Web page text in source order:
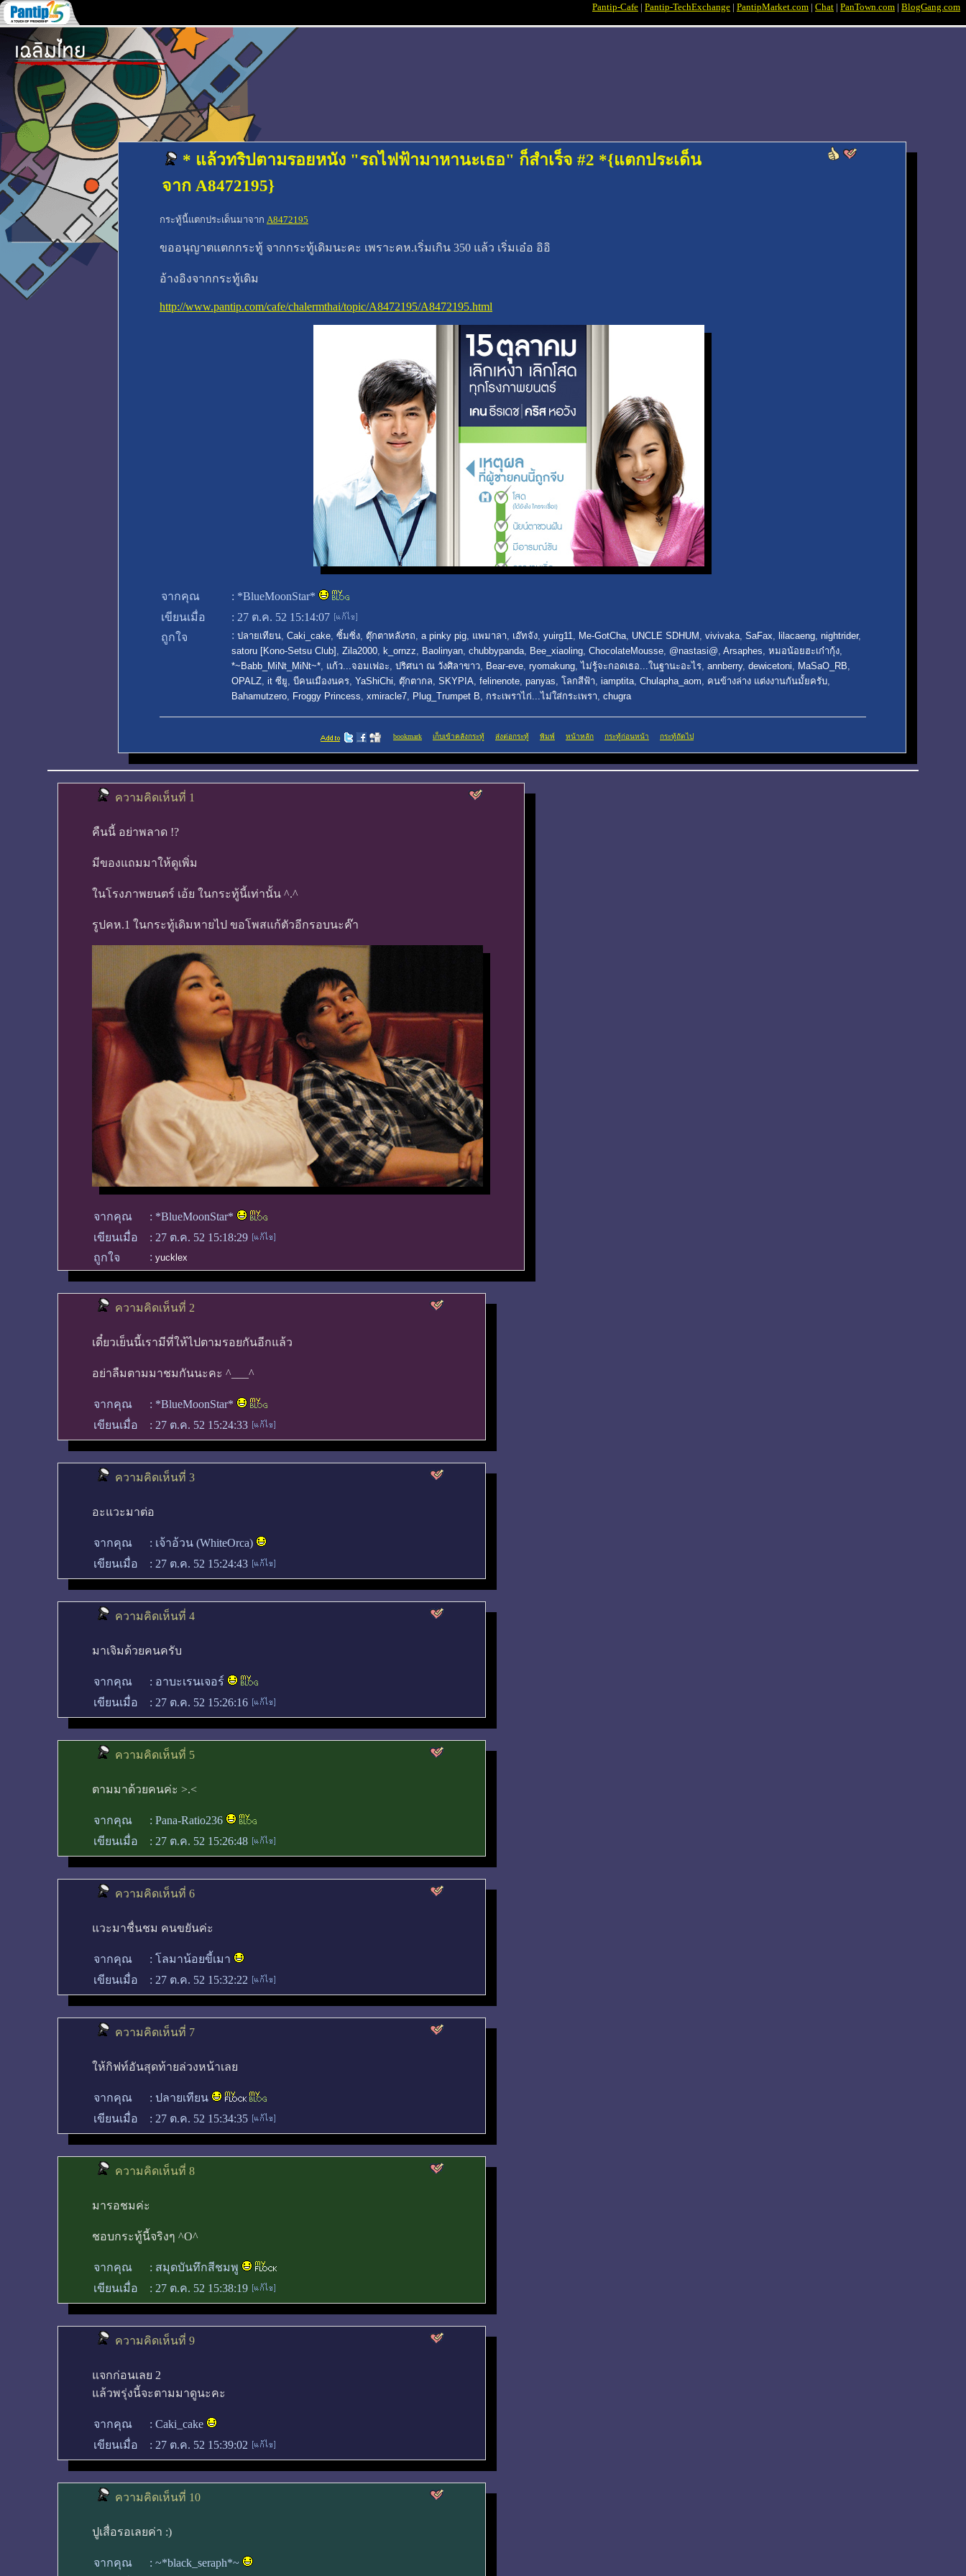
Pantip-Cafe | Pantip-TechExchange | PantipMarket.com | Chat | PanTown.com | BlogGang.com
* แล้วทริปตามรอยหนัง "รถไฟฟ้ามาหานะเธอ" ก็สำเร็จ #2 *{แตกประเด็น
จาก A8472195}
กระทู้นี้แตกประเด็นมาจาก A8472195
ขออนุญาตแตกกระทู้ จากกระทู้เดิมนะคะ เพราะคห.เริ่มเกิน 350 แล้ว เริ่มเอ๋อ อิอิ
อ้างอิงจากกระทู้เดิม
http://www.pantip.com/cafe/chalermthai/topic/A8472195/A8472195.html
จากคุณ : *BlueMoonStar*
เขียนเมื่อ
: 27 ต.ค. 52 15:14:07
ถูกใจ
: ปลายเทียน, Caki_cake, ซิ้มซิ่ง, ตุ๊กตาหลังรถ, a pinky pig, แพมาลา, เอ๊ทจัง, yuirg11, Me-GotCha, UNCLE SDHUM , vivivaka, SaFax, lilacaeng, nightrider,
satoru [Kono-Setsu Club] , Zila2000, k_ornzz, Baolinyan, chubbypanda, Bee_xiaoling, ChocolateMousse, @nastasi@, Arsaphes, หมอน้อยฮะเก๋ากุ้ง,
*~Babb_MiNt_MiNt~*, แก้ว...จอมเฟอะ, ปริศนา ณ วังศิลาขาว, Bear-eve, ryomakung,ไม่รู้จะกอดเธอ...ในฐานะอะไร, annberry, dewicetoni, MaSaO_RB,
OPALZ, it ซียู, บีคนเมืองนคร, YaShiChi, ตุ๊กตากล, SKYPIA, felinenote, panyas, โลกสีฟ้า, iamptita, Chulapha_aom, คนข้างล่าง แต่งงานกันมั้ยครับ,
Bahamutzero, Froggy Princess, xmiracle7, Plug_Trumpet B, กระเพราไก่...ไม่ใส่กระเพรา, chugra
bookmark เก็บเข้าคลังกระทู้ ส่งต่อกระทู้ พิมพ์ หน้าหลัก กระทู้ก่อนหน้า กระทู้ถัดไป
ความคิดเห็นที่ 1
คืนนี้ อย่าพลาด !?
มีของแถมมาให้ดูเพิ่ม
ในโรงภาพยนตร์ เอ้ย ในกระทู้นี้เท่านั้น ^.^
รูปคห.1 ในกระทู้เดิมหายไป ขอโพสแก้ตัวอีกรอบนะค๊า
จากคุณ : *BlueMoonStar*
เขียนเมื่อ
: 27 ต.ค. 52 15:18:29
ถูกใจ
: yucklex
ความคิดเห็นที่ 2
เดี๋ยวเย็นนี้เรามีที่ให้ไปตามรอยกันอีกแล้ว
อย่าลืมตามมาชมกันนะคะ ^___^
จากคุณ : *BlueMoonStar*
เขียนเมื่อ
: 27 ต.ค. 52 15:24:33
ความคิดเห็นที่ 3
อะแวะมาต่อ
จากคุณ : เจ้าอ้วน (WhiteOrca)
เขียนเมื่อ
: 27 ต.ค. 52 15:24:43
ความคิดเห็นที่ 4
มาเจิมด้วยคนครับ
จากคุณ : อาบะเรนเจอร์
เขียนเมื่อ
: 27 ต.ค. 52 15:26:16
ความคิดเห็นที่ 5
ตามมาด้วยคนค่ะ >.<
จากคุณ : Pana-Ratio236
เขียนเมื่อ
: 27 ต.ค. 52 15:26:48
ความคิดเห็นที่ 6
แวะมาชื่นชม คนขยันค่ะ
จากคุณ : โลมาน้อยขี้เมา
เขียนเมื่อ
: 27 ต.ค. 52 15:32:22
ความคิดเห็นที่ 7
ให้กิฟท์อันสุดท้ายล่วงหน้าเลย
จากคุณ : ปลายเทียน
เขียนเมื่อ
: 27 ต.ค. 52 15:34:35
ความคิดเห็นที่ 8
มารอชมค่ะ
ชอบกระทู้นี้จริงๆ ^O^
จากคุณ : สมุดบันทึกสีชมพู
เขียนเมื่อ
: 27 ต.ค. 52 15:38:19
ความคิดเห็นที่ 9
แจกก่อนเลย 2
แล้วพรุ่งนี้จะตามมาดูนะคะ
จากคุณ : Caki_cake
เขียนเมื่อ
: 27 ต.ค. 52 15:39:02
ความคิดเห็นที่ 10
ปูเสื่อรอเลยค่า :)
จากคุณ : ~*black_seraph*~